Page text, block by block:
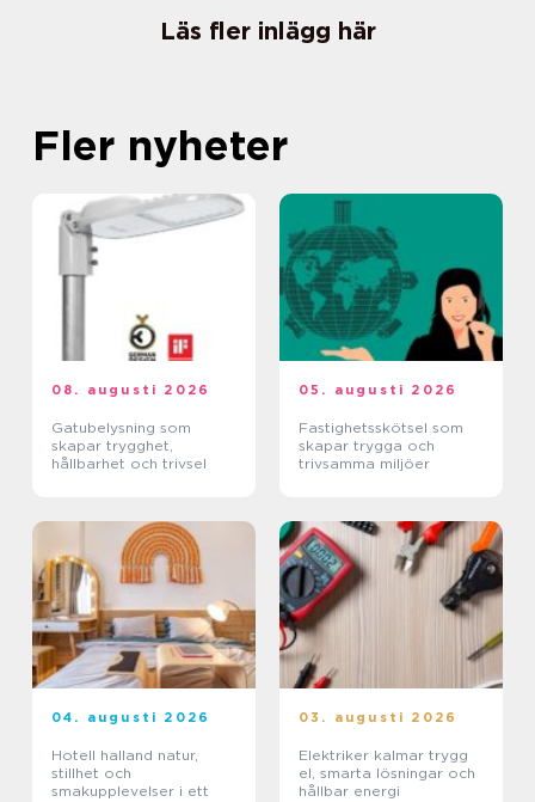
Läs fler inlägg här
Fler nyheter
08. augusti 2026
Gatubelysning som
skapar trygghet,
hållbarhet och trivsel
05. augusti 2026
Fastighetsskötsel som
skapar trygga och
trivsamma miljöer
04. augusti 2026
Hotell halland natur,
stillhet och
smakupplevelser i ett
03. augusti 2026
Elektriker kalmar trygg
el, smarta lösningar och
hållbar energi